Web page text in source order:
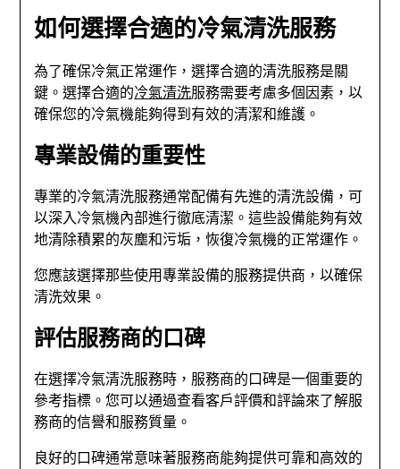
如何選擇合適的冷氣清洗服務
為了確保冷氣正常運作，選擇合適的清洗服務是關
鍵。選擇合適的冷氣清洗服務需要考慮多個因素，以
確保您的冷氣機能夠得到有效的清潔和維護。
專業設備的重要性
專業的冷氣清洗服務通常配備有先進的清洗設備，可
以深入冷氣機內部進行徹底清潔。這些設備能夠有效
地清除積累的灰塵和污垢，恢復冷氣機的正常運作。
您應該選擇那些使用專業設備的服務提供商，以確保
清洗效果。
評估服務商的口碑
在選擇冷氣清洗服務時，服務商的口碑是一個重要的
參考指標。您可以通過查看客戶評價和評論來了解服
務商的信譽和服務質量。
良好的口碑通常意味著服務商能夠提供可靠和高效的